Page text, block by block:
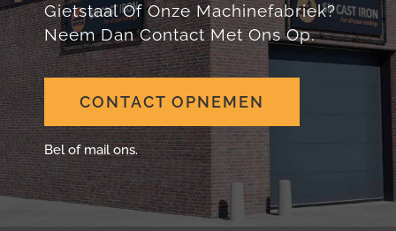
Gietstaal Of Onze Machinefabriek?
Neem Dan Contact Met Ons Op.
CONTACT OPNEMEN
Bel of mail ons.